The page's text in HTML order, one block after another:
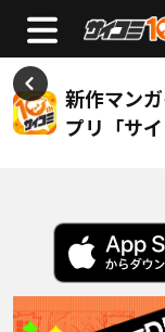
新作マン
プリ「サイ